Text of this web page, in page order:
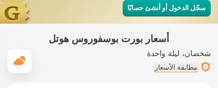
سجّل الدخول أو أنشئ حسابًا
أسعار بورت بوسفوروس هوتل
شخصان ليلة واحدة
مطابقة الأسعار